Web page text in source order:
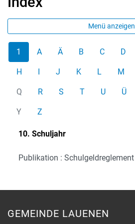
Menü anzeigen
1 A Ä B C D
H J K L M
Q R S T U Ü
Y Z
10. Schuljahr
Publikation : Schulgeldreglement
GEMEINDE LAUENEN